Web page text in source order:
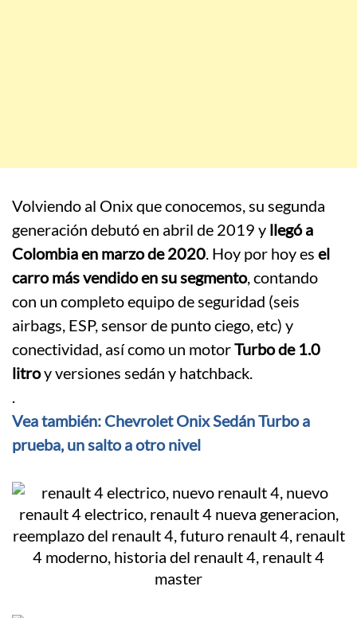
Volviendo al Onix que conocemos, su segunda
generación debutó en abril de 2019 y llegó a
Colombia en marzo de 2020. Hoy por hoy es el
carro más vendido en su segmento, contando
con un completo equipo de seguridad (seis
airbags, ESP, sensor de punto ciego, etc) y
conectividad, así como un motorTurbo de 1.0
litroy versiones sedán y hatchback.
.
Vea también: Chevrolet Onix Sedán Turbo a
prueba, un salto a otro nivel